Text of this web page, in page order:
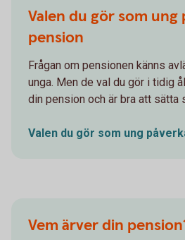
Valen du gör som ung
pension
Frågan om pensionen känns
unga. Men de val du gör i tidig
din pension och är bra att sätta
Valen du gör som ung
Vem ärver din